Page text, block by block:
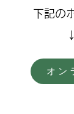
下記の
オン